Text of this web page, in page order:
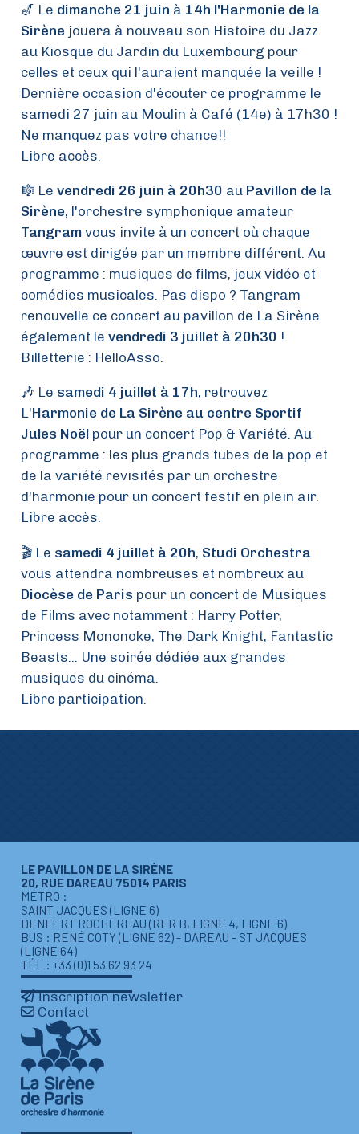
🎷 Le dimanche 21 juin à 14h l'Harmonie de la
Sirène jouera à nouveau son Histoire du Jazz
au Kiosque du Jardin du Luxembourg pour
celles et ceux qui l'auraient manquée la veille !
Dernière occasion d'écouter ce programme le
samedi 27 juin au Moulin à Café (14e) à 17h30 !
Ne manquez pas votre chance!!
Libre accès.
🎼 Le vendredi 26 juin à 20h30 au Pavillon de la
Sirène, l'orchestre symphonique amateur
Tangramvous invite à un concert où chaque
œuvre est dirigée par un membre différent. Au
programme : musiques de films, jeux vidéo et
comédies musicales. Pas dispo ? Tangram
renouvelle ce concert au pavillon de La Sirène
également levendredi 3 juillet à 20h30 !
Billetterie : HelloAsso.
🎶 Le samedi 4 juillet à 17h, retrouvez
L'Harmonie de La Sirène au centre Sportif
Jules Noël pour un concert Pop & Variété. Au
programme : les plus grands tubes de la pop et
de la variété revisités par un orchestre
d'harmonie pour un concert festif en plein air.
Libre accès.
🎬 Le samedi 4 juillet à 20h, Studi Orchestra
vous attendra nombreuses et nombreux au
Diocèse de Paris pour un concert de Musiques
de Films avec notamment : Harry Potter,
Princess Mononoke, The Dark Knight, Fantastic
Beasts... Une soirée dédiée aux grandes
musiques du cinéma.
Libre participation.
LE PAVILLON DE LA SIRÈNE
20, RUE DAREAU 75014 PARIS
MÉTRO :
SAINT JACQUES (LIGNE 6)
DENFERT ROCHEREAU (RER B, LIGNE 4, LIGNE 6)
BUS : RENÉ COTY (LIGNE 62) - DAREAU - ST JACQUES
(LIGNE 64)
TÉL : +33 (0)1 53 62 93 24
Inscription newsletter
Contact